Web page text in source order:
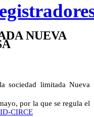
NUEVA
limitada Nueva
por la que se regula el
CIRCE